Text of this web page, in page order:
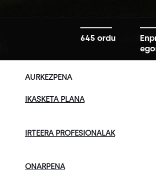
AURKEZPENA
IKASKETA PLANA
IRTEERA PROFESIONALAK
ONARPENA